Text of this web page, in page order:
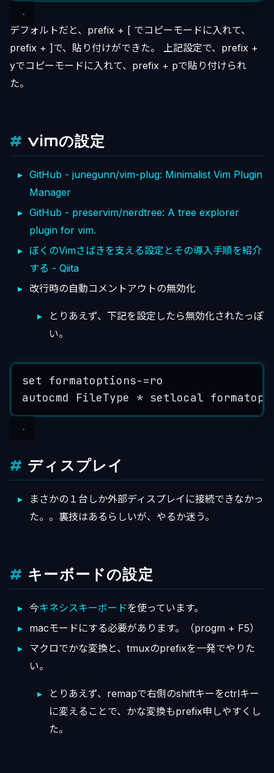
デフォルトだと、prefix + [ でコピーモードに入れて、
prefix + ]で、貼り付けができた。 上記設定で、prefix +
yでコピーモードに入れて、prefix + pで貼り付けられ
た。
vimの設定
GitHub - junegunn/vim-plug: Minimalist Vim Plugin
Manager
GitHub - preservim/nerdtree: A tree explorer
plugin for vim.
ぼくのVimさばきを支える設定とその導入手順を紹介
する - Qiita
改行時の自動コメントアウトの無効化
とりあえず、下記を設定したら無効化されたっぽ
い。
set formatoptions-=ro
autocmd FileType * setlocal
ディスプレイ
まさかの１台しか外部ディスプレイに接続できなかっ
た。。裏技はあるらしいが、やるか迷う。
キーボードの設定
今キネシスキーボードを使っています。
macモードにする必要があります。（progm + F5）
マクロでかな変換と、tmuxのprefixを一発でやりた
い。
とりあえず、remapで右側のshiftキーをctrlキー
に変えることで、かな変換もprefix申しやすくし
た。